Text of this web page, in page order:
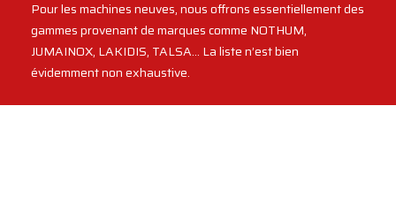
Pour les machines neuves, nous offrons essentiellement des
gammes provenant de marques comme NOTHUM,
JUMAINOX, LAKIDIS, TALSA… La liste n’est bien
évidemment non exhaustive.